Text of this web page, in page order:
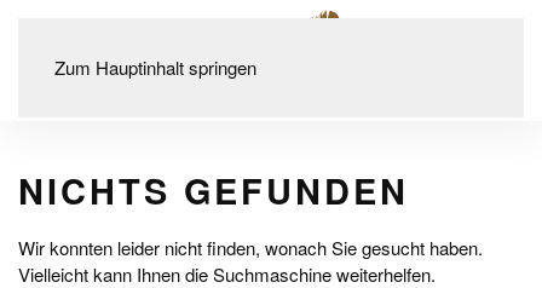
Zum Hauptinhalt springen
NICHTS GEFUNDEN
Wir konnten leider nicht finden, wonach Sie gesucht haben.
Vielleicht kann Ihnen die Suchmaschine weiterhelfen.